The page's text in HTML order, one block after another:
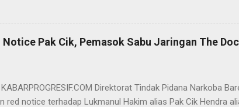
pertimbangannya, hakim Sigit menerangkan, majelis hakim
tersebut tidak terdapat unsur penipuan sehingga dianggap
hakim, kasus yang menjerat Ervan merupakan hubungan
Ervan diputus bebas dari tuntutan hukum (onslag van alle
Pak Cik, Pemasok Sabu Jaringan The
Direktorat Tindak Pidana Narkoba
red notice terhadap Lukmanul Hakim alias Pak Cik Hendra